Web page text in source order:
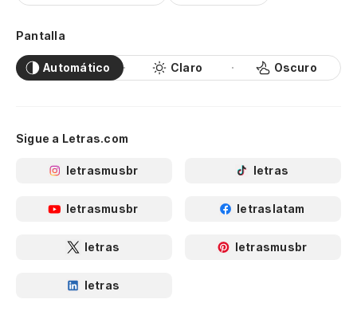
Pantalla
Automático Claro Oscuro
Sigue a Letras.com
letrasmusbr letras
letrasmusbr letraslatam
letras letrasmusbr
letras